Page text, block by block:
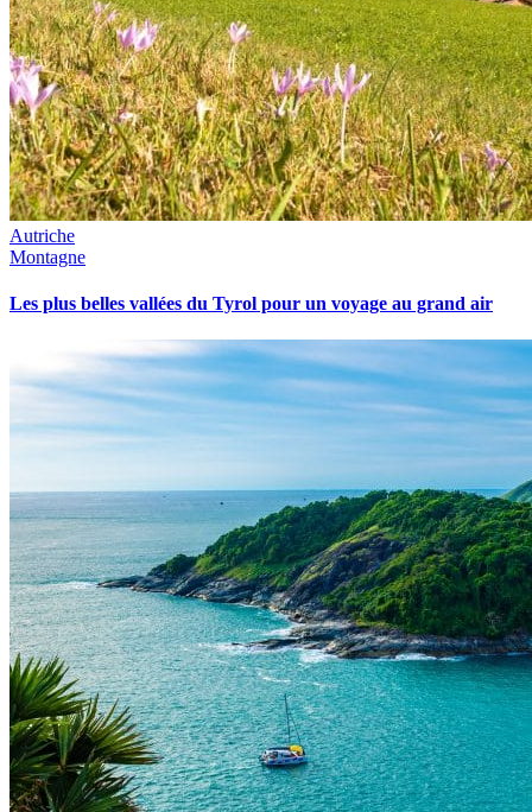
Autriche
Montagne
Les plus belles vallées du Tyrol pour un voyage au grand air